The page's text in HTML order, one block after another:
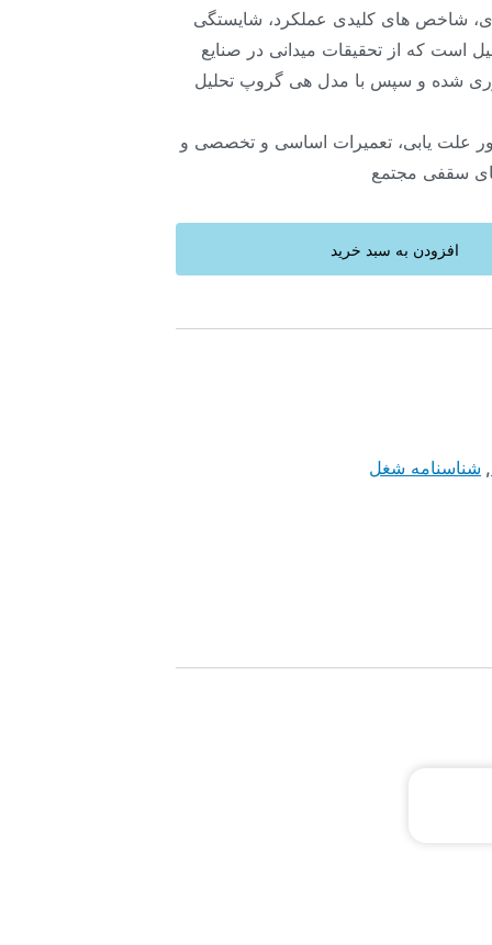
شاخص های کلیدی عملکرد، شایستگی
است که از تحقیقات میدانی در صنایع
شده و سپس با مدل هی گروپ تحلیل
علت یابی، تعمیرات اساسی و تخصصی و
سقفی مجتمع
افزودن به سبد خرید
, شناسنامه شغل